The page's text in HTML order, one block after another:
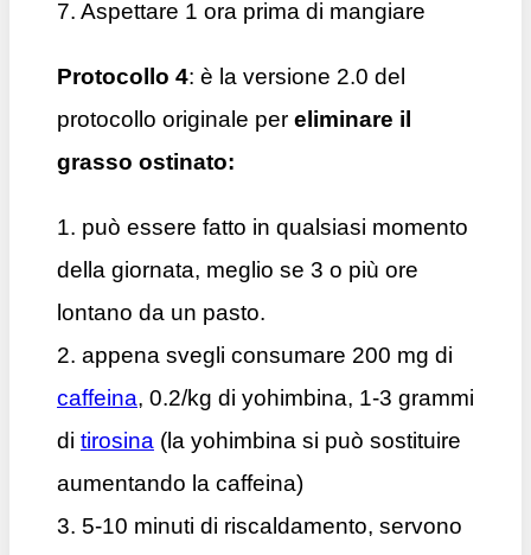
7. Aspettare 1 ora prima di mangiare
Protocollo 4: è la versione 2.0 del
protocollo originale per eliminare il
grasso ostinato:
1. può essere fatto in qualsiasi momento
della giornata, meglio se 3 o più ore
lontano da un pasto.
2. appena svegli consumare 200 mg di
caffeina, 0.2/kg di yohimbina, 1-3 grammi
di tirosina (la yohimbina si può sostituire
aumentando la caffeina)
3. 5-10 minuti di riscaldamento, servono